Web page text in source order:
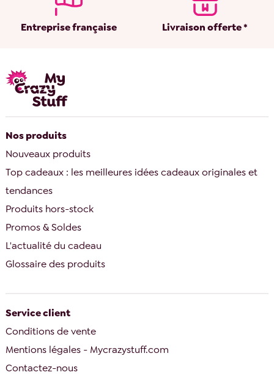
Entreprise française Livraison offerte *
Nos produits
Nouveaux produits
Top cadeaux : les meilleures idées cadeaux originales et
tendances
Produits hors-stock
Promos & Soldes
L'actualité du cadeau
Glossaire des produits
Service client
Conditions de vente
Mentions légales - Mycrazystuff.com
Contactez-nous